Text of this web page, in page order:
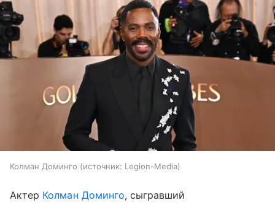
Колман Доминго источник: Legion-Media
Актер Колман Доминго, сыгравший